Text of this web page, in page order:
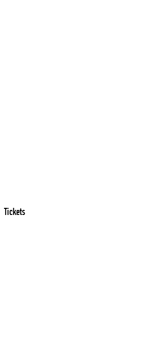
Tickets